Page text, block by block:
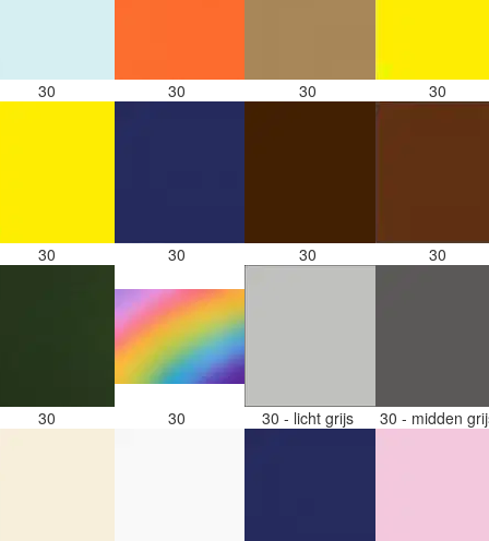
30 30 30 30
30 30 30 30
30 30 30 - licht grijs 30 - midden